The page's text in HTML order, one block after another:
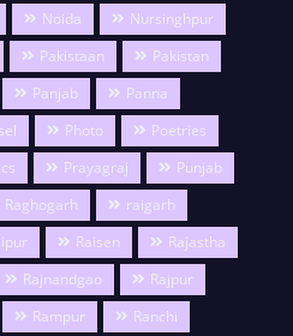
Noida
Nursinghpur
Pakistaan
Pakistan
Panjab
Panna
Photo
Poetries
Prayagraj
Punjab
Raghogarh
raigarh
Raisen
Rajastha
Rajnandgao
Rajpur
Rampur
Ranchi